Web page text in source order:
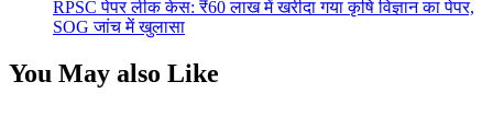
RPSC पेपर लीक केस: ₹60 लाख में खरीदा गया कृषि विज्ञान का पेपर,
SOG जांच में खुलासा
You May also Like